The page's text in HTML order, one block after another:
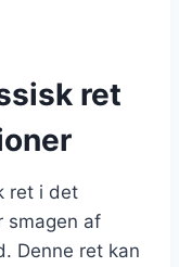
ret
ret i det
smagen af
Denne ret kan